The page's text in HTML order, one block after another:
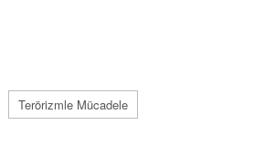
Terörizmle Mücadele